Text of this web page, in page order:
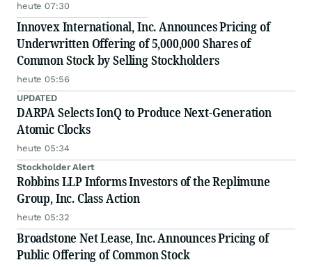
heute 07:30
Innovex International, Inc. Announces Pricing of
Underwritten Offering of 5,000,000 Shares of
Common Stock by Selling Stockholders
heute 05:56
UPDATED
DARPA Selects IonQ to Produce Next-Generation
Atomic Clocks
heute 05:34
Stockholder Alert
Robbins LLP Informs Investors of the Replimune
Group, Inc. Class Action
heute 05:32
Broadstone Net Lease, Inc. Announces Pricing of
Public Offering of Common Stock